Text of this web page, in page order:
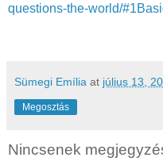
questions-the-world/
Sümegi Emília at július 13,
Megosztás
Nincsenek